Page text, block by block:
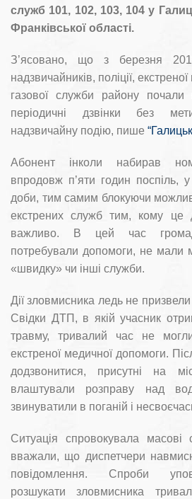
служб 101, 102, 103, 104 у
Франківської області.
З’ясовано, що з березня
надзвичайників, поліції,
газової служби району почали
періодичні дзвінки без
надзвичайну подію, пише
Абонент інколи набирав
впродовж п’яти годин поспіль,
доби, тим самим блокуючи
екстрених служб тим, кому це
важливо. В цей час
потребували допомоги, не мали
«швидку» чи інші служби.
Дії зловмисника ледь не призвели
Свідки ДТП, в якій учасник
травму, тривалий час не
екстреної медичної допомоги.
додзвонитися, присутні на
влаштували розправу над
звинуватили в поганій і
Ситуація спровокувала масові
вважали, що диспетчери
повідомлення. Спроби
розшукати зловмисника